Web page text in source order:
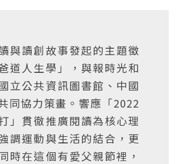
與讀創故事發起的主題徵
道人生學」，與報時光和
立公共資訊圖書館、中國
同協力策畫。響應「2022
」貫徹推廣閱讀為核心理
調運動與生活的結合，更
時在這個有愛父親節裡，